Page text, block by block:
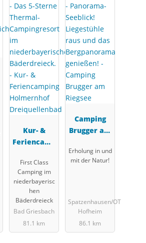
Kur- &
Feriencamp
Holmernhof
Dreiquellen
bad
First Class
Camping im
niederbayerisc
hen
Bäderdreieck
Bad Griesbach
81.1 km
Camping
Brugger am
Erholung in und
mit der Natur!
Spatzenhausen/OT
Hofheim
86.1 km